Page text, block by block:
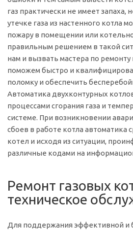
газ практически не имеет запаха,
утечке газа из настенного котла
пожару в помещении или
правильным решением в такой
нам и вызвать мастера по
поможем быстро и
поломку и обеспечить
Автоматика двухконтурных
процессами сгорания газа и
системе. При возникновении
сбоев в работе котла автоматика
котел и исходя из ситуации,
различные кодами на
Ремонт газовых
техническое
Для поддержания эффективной и